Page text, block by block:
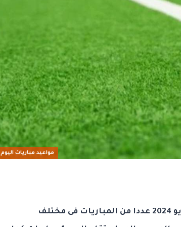
مواعيد مباريات اليوم
تشهد الملاعب اليوم الأربعاء 8 مايو 2024 عددا من المباريات فى مختلف